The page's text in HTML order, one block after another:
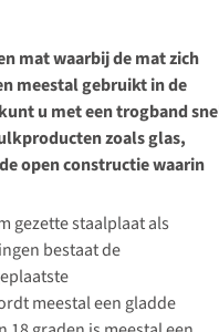
mat waarbij de mat zich
meestal gebruikt in de
u met een trogband
zoals glas,
open constructie waarin
gezette staalplaat als
bestaat de
meestal een gladde